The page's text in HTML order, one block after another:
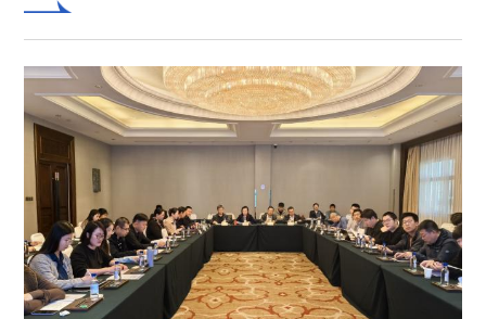
仁院士、兰州大学黄建平院士等专家及野外站研究
人员20余人通过线上与线下结合的方式对野外站及
实验室2024年工作进行了总结，对未来的发展方向
等进行了深入的探讨交流。